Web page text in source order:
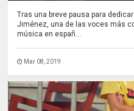
Tras una breve pausa para
Jiménez, una de las voces más
música en españ...
Mar 08, 2019